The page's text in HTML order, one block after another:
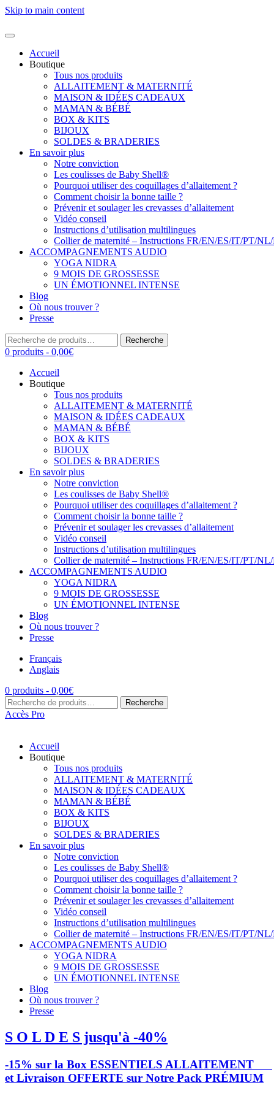
Skip to main content
Accueil
Boutique
Tous nos produits
ALLAITEMENT & MATERNITÉ
MAISON & IDÉES CADEAUX
MAMAN & BÉBÉ
BOX & KITS
BIJOUX
SOLDES & BRADERIES
En savoir plus
Notre conviction
Les coulisses de Baby Shell®
Pourquoi utiliser des coquillages d’allaitement ?
Comment choisir la bonne taille ?
Prévenir et soulager les crevasses d’allaitement
Vidéo conseil
Instructions d’utilisation multilingues
Collier de maternité – Instructions FR/EN/ES/IT/PT/
ACCOMPAGNEMENTS AUDIO
YOGA NIDRA
9 MOIS DE GROSSESSE
UN ÉMOTIONNEL INTENSE
Blog
Où nous trouver ?
Presse
Recherche
pour :
Recherche
0 produits - 0,00€
Accueil
Boutique
Tous nos produits
ALLAITEMENT & MATERNITÉ
MAISON & IDÉES CADEAUX
MAMAN & BÉBÉ
BOX & KITS
BIJOUX
SOLDES & BRADERIES
En savoir plus
Notre conviction
Les coulisses de Baby Shell®
Pourquoi utiliser des coquillages d’allaitement ?
Comment choisir la bonne taille ?
Prévenir et soulager les crevasses d’allaitement
Vidéo conseil
Instructions d’utilisation multilingues
Collier de maternité – Instructions FR/EN/ES/IT/PT/
ACCOMPAGNEMENTS AUDIO
YOGA NIDRA
9 MOIS DE GROSSESSE
UN ÉMOTIONNEL INTENSE
Blog
Où nous trouver ?
Presse
Français
Anglais
0 produits - 0,00€
Recherche
pour :
Recherche
Accès Pro
Accueil
Boutique
Tous nos produits
ALLAITEMENT & MATERNITÉ
MAISON & IDÉES CADEAUX
MAMAN & BÉBÉ
BOX & KITS
BIJOUX
SOLDES & BRADERIES
En savoir plus
Notre conviction
Les coulisses de Baby Shell®
Pourquoi utiliser des coquillages d’allaitement ?
Comment choisir la bonne taille ?
Prévenir et soulager les crevasses d’allaitement
Vidéo conseil
Instructions d’utilisation multilingues
Collier de maternité – Instructions FR/EN/ES/IT/PT/
ACCOMPAGNEMENTS AUDIO
YOGA NIDRA
9 MOIS DE GROSSESSE
UN ÉMOTIONNEL INTENSE
Blog
Où nous trouver ?
Presse
S O L D E S jusqu'à -40%
-15% sur la Box ESSENTIELS ALLAITEMENT
et Livraison OFFERTE sur Notre Pack PRÉMIUM